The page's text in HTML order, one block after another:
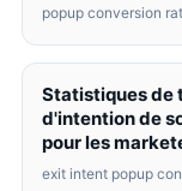
popup conversion
Statistiques de
d'intention de
pour les
exit intent popup